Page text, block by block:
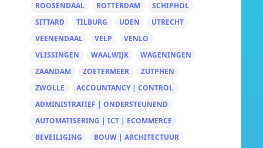
ROOSENDAAL
ROTTERDAM
SCHIPHOL
SITTARD
TILBURG UDEN
UTRECHT
VEENENDAAL
VELP
VENLO
VLISSINGEN
WAALWIJK
WAGENINGEN
ZAANDAM
ZOETERMEER
ZUTPHEN
ZWOLLE
ACCOUNTANCY | CONTROL
ADMINISTRATIEF | ONDERSTEUNEND
AUTOMATISERING | ICT | ECOMMERCE
BEVEILIGING
BOUW | ARCHITECTUUR